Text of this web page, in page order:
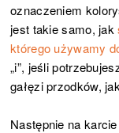
oznaczeniem
jest takie samo, jak
którego używamy
„i”, jeśli
gałęzi przodków,
Następnie na